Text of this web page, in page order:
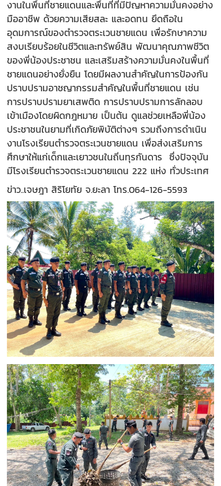
งานในพื้นที่ชายแดนและพื้นที่ที่มีปัญหาความมั่นคงอย่าง
มืออาชีพ ด้วยความเสียสละ และอดทน ยึดถือใน
อุดมการณ์ของตำรวจตระเวนชายแดน เพื่อรักษาความ
สงบเรียบร้อยในชีวิตและทรัพย์สิน พัฒนาคุณภาพชีวิต
ของพี่น้องประชาชน และเสริมสร้างความมั่นคงในพื้นที่
ชายแดนอย่างยั่งยืน โดยมีผลงานสำคัญในการป้องกัน
ปราบปรามอาชญากรรมสำคัญในพื้นที่ชายแดน เช่น
การปราบปรามยาเสพติด การปราบปรามการลักลอบ
เข้าเมืองโดยผิดกฎหมาย เป็นต้น ดูแลช่วยเหลือพี่น้อง
ประชาชนในยามที่เกิดภัยพิบัติต่างๆ รวมถึงการดำเนิน
งานโรงเรียนตำรวจตระเวนชายแดน เพื่อส่งเสริมการ
ศึกษาให้แก่เด็กและเยาวชนในถิ่นทุรกันดาร ซึ่งปัจจุบัน
มีโรงเรียนตำรวจตระเวนชายแดน 222 แห่ง ทั่วประเทศ
ข่าว..เจษฎา สิริโยทัย จ.ยะลา โทร.064-126-5593